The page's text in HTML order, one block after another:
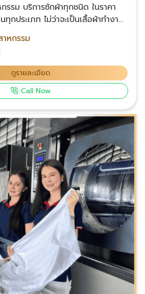
รรม บริการซักผ้าทุกชนิด ในราคา
นวม ผ้าคลุม และอื่น ๆ ที่ต้องการ
มาตรฐานสูง เราคัดแยกบรรจุตาม
าดของผ้า บซักผ้าโรงแรมและบริษัท
ารรับซักอบรีดในปริมาณมาก เรามี
บริการ เพื่อความสะดวกและ
เรามุ่งเน้นให้บริการที่รวดเร็วและมี
หกรรม
ดูรายละเอียด
Call Now